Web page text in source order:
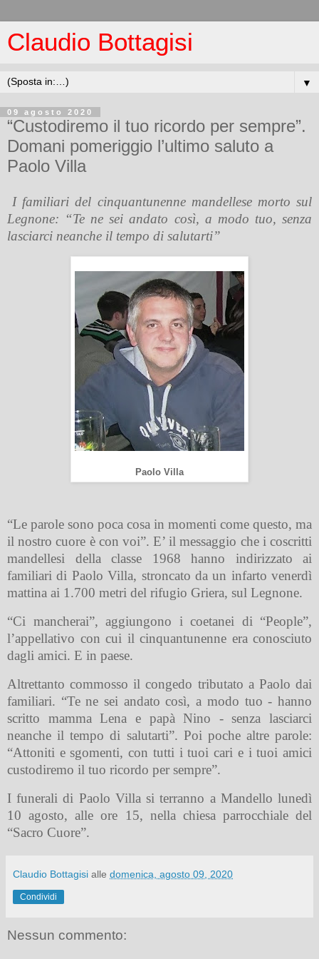
Claudio Bottagisi
▼
09 agosto 2020
“Custodiremo il tuo ricordo per sempre”.
Domani pomeriggio l’ultimo saluto a
Paolo Villa
I familiari del cinquantunenne mandellese morto sul
Legnone: “Te ne sei andato così, a modo tuo, senza
lasciarci neanche il tempo di salutarti”
Paolo Villa
“Le parole sono poca cosa in momenti come questo, ma
il nostro cuore è con voi”. E’ il messaggio che i coscritti
mandellesi della classe 1968 hanno indirizzato ai
familiari di Paolo Villa, stroncato da un infarto venerdì
mattina ai 1.700 metri del rifugio Griera, sul Legnone.
“Ci mancherai”, aggiungono i coetanei di “People”,
l’appellativo con cui il cinquantunenne era conosciuto
dagli amici. E in paese.
Altrettanto commosso il congedo tributato a Paolo dai
familiari. “Te ne sei andato così, a modo tuo - hanno
scritto mamma Lena e papà Nino - senza lasciarci
neanche il tempo di salutarti”. Poi poche altre parole:
“Attoniti e sgomenti, con tutti i tuoi cari e i tuoi amici
custodiremo il tuo ricordo per sempre”.
I funerali di Paolo Villa si terranno a Mandello lunedì
10 agosto, alle ore 15, nella chiesa parrocchiale del
“Sacro Cuore”.
Claudio Bottagisi alle domenica, agosto 09, 2020
Condividi
Nessun commento: